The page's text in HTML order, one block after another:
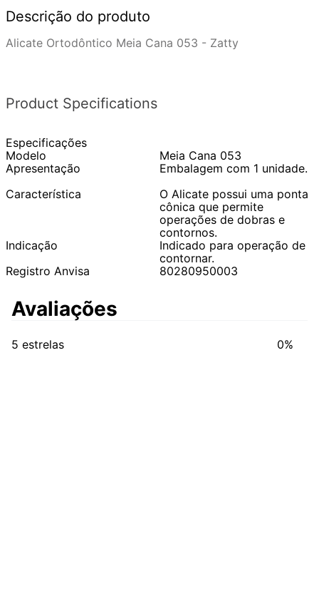
Descrição do produto
Alicate Ortodôntico Meia Cana 053 - Zatty
Product Specifications
Especificações
Modelo
Meia Cana 053
Apresentação
Embalagem com 1 unidade.
Característica
O Alicate possui uma ponta
cônica que permite
operações de dobras e
contornos.
Indicação
Indicado para operação de
contornar.
Registro Anvisa
80280950003
Avaliações
5 estrelas 0%